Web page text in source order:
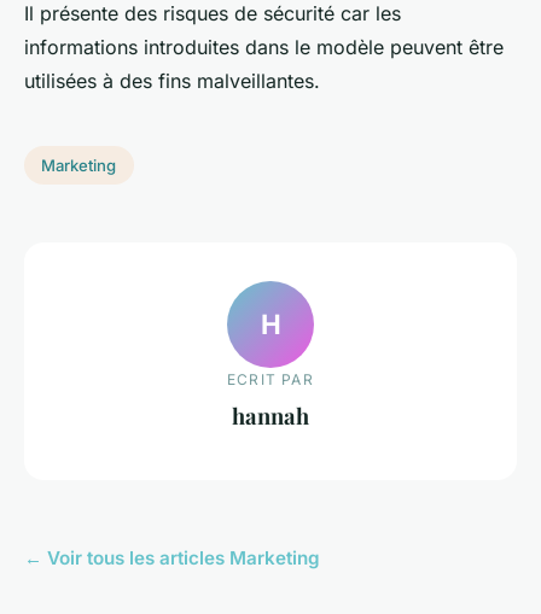
Il présente des risques de sécurité car les
informations introduites dans le modèle peuvent être
utilisées à des fins malveillantes.
Marketing
H
ECRIT PAR
hannah
← Voir tous les articles Marketing